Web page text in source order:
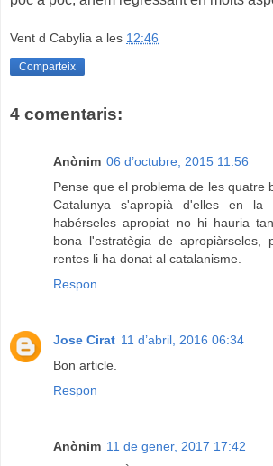
Vent d Cabylia a les 12:46
Comparteix
4 comentaris:
Anònim 06 d’octubre, 2015 11:56
Pense que el problema de les quatre
Catalunya s'apropià d'elles en la
habérseles apropiat no hi hauria
bona l'estratègia de apropiàrseles,
rentes li ha donat al catalanisme.
Respon
Jose Cirat 11 d’abril, 2016 06:34
Bon article.
Respon
Anònim 11 de gener, 2017 17:42